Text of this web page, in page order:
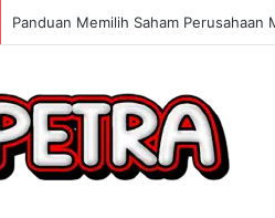
Keterampilan Konsultan Bisnis